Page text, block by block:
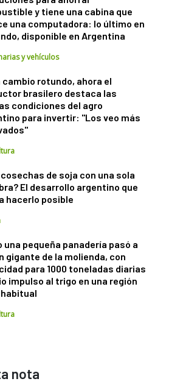
y tiene una cabina que
una computadora: lo último en
disponible en Argentina
y vehículos
cambio rotundo, ahora el
brasilero destaca las
condiciones del agro
para invertir: "Los veo más
cosechas de soja con una sola
El desarrollo argentino que
hacerlo posible
una pequeña panadería pasó a
gigante de la molienda, con
para 1000 toneladas diarias
impulso al trigo en una región
nota